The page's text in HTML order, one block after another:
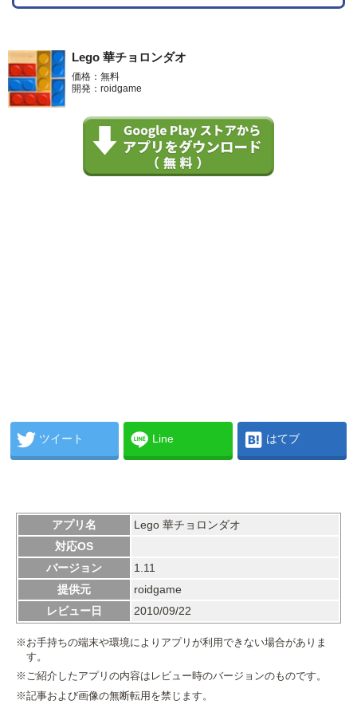
Lego 華チョロンダオ
価格：無料
開発：roidgame
ツイート Line はてブ
アプリ名
Lego 華チョロンダオ
対応OS
バージョン
1.11
提供元
roidgame
レビュー日
2010/09/22
※お手持ちの端末や環境によりアプリが利用できない場合がありま
す。
※ご紹介したアプリの内容はレビュー時のバージョンのものです。
※記事および画像の無断転用を禁じます。